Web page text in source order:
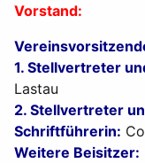
Vorstand:
1. Stellvertreter
Lastau
2. Stellvertreter
Schriftführerin:
Weitere Beisitzer: